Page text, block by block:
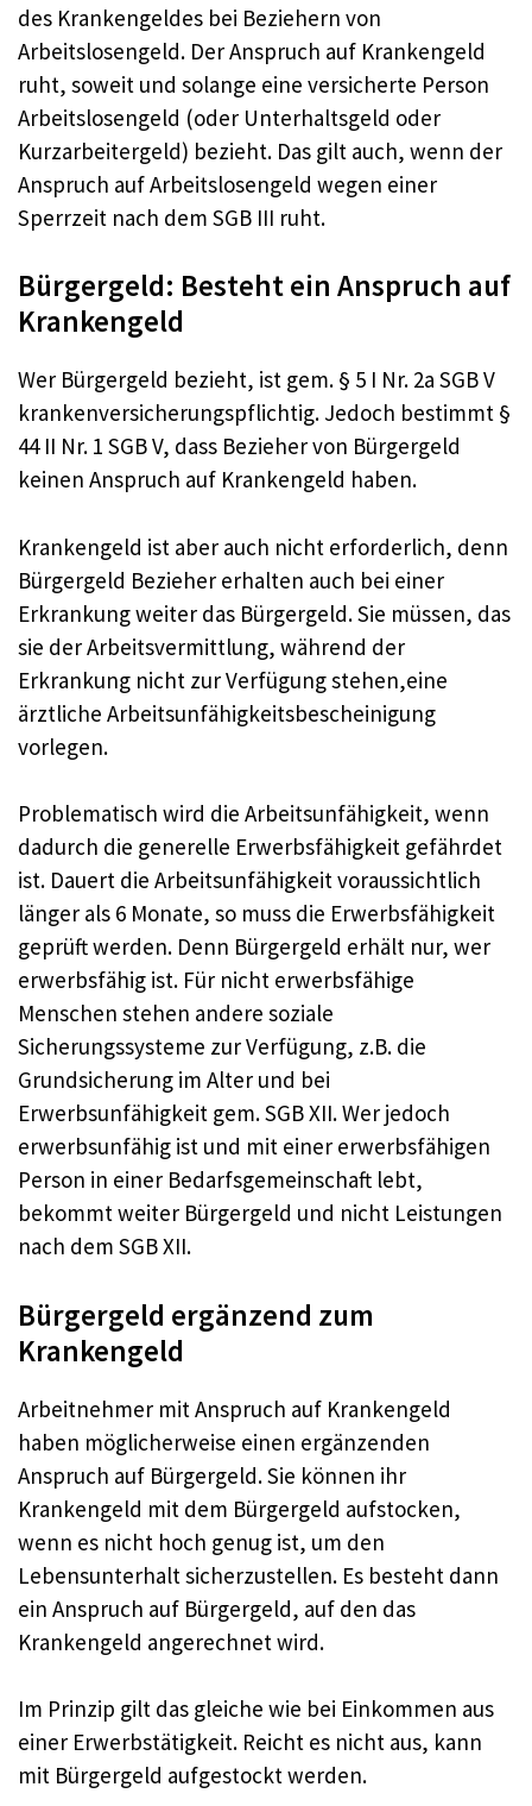
des Krankengeldes bei Beziehern von
Arbeitslosengeld. Der Anspruch auf Krankengeld
ruht, soweit und solange eine versicherte Person
Arbeitslosengeld (oder Unterhaltsgeld oder
Kurzarbeitergeld) bezieht. Das gilt auch, wenn der
Anspruch auf Arbeitslosengeld wegen einer
Sperrzeit nach dem SGB III ruht.
Bürgergeld: Besteht ein Anspruch auf
Krankengeld
Wer Bürgergeld bezieht, ist gem. § 5 I Nr. 2a SGB V
krankenversicherungspflichtig. Jedoch bestimmt §
44 II Nr. 1 SGB V, dass Bezieher von Bürgergeld
keinen Anspruch auf Krankengeld haben.
Krankengeld ist aber auch nicht erforderlich, denn
Bürgergeld Bezieher erhalten auch bei einer
Erkrankung weiter das Bürgergeld. Sie müssen, das
sie der Arbeitsvermittlung, während der
Erkrankung nicht zur Verfügung stehen,eine
ärztliche Arbeitsunfähigkeitsbescheinigung
vorlegen.
Problematisch wird die Arbeitsunfähigkeit, wenn
dadurch die generelle Erwerbsfähigkeit gefährdet
ist. Dauert die Arbeitsunfähigkeit voraussichtlich
länger als 6 Monate, so muss die Erwerbsfähigkeit
geprüft werden. Denn Bürgergeld erhält nur, wer
erwerbsfähig ist. Für nicht erwerbsfähige
Menschen stehen andere soziale
Sicherungssysteme zur Verfügung, z.B. die
Grundsicherung im Alter und bei
Erwerbsunfähigkeit gem. SGB XII. Wer jedoch
erwerbsunfähig ist und mit einer erwerbsfähigen
Person in einer Bedarfsgemeinschaft lebt,
bekommt weiter Bürgergeld und nicht Leistungen
nach dem SGB XII.
Bürgergeld ergänzend zum
Krankengeld
Arbeitnehmer mit Anspruch auf Krankengeld
haben möglicherweise einen ergänzenden
Anspruch auf Bürgergeld. Sie können ihr
Krankengeld mit dem Bürgergeld aufstocken,
wenn es nicht hoch genug ist, um den
Lebensunterhalt sicherzustellen. Es besteht dann
ein Anspruch auf Bürgergeld, auf den das
Krankengeld angerechnet wird.
Im Prinzip gilt das gleiche wie bei Einkommen aus
einer Erwerbstätigkeit. Reicht es nicht aus, kann
mit Bürgergeld aufgestockt werden.